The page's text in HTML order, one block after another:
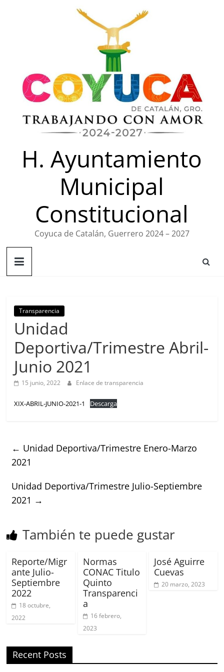
H. Ayuntamiento
Municipal
Constitucional
Coyuca de Catalán, Guerrero 2024 – 2027
Transparencia
Unidad
Deportiva/Trimestre Abril-
Junio 2021
15 junio, 2022 Enlace de transparencia
XIX-ABRIL-JUNIO-2021-1 Descarga
← Unidad Deportiva/Trimestre Enero-Marzo
2021
Unidad Deportiva/Trimestre Julio-Septiembre
2021 →
También te puede gustar
Reporte/Migr
ante Julio-
Septiembre
2022
18 octubre,
2022
Normas
CONAC Titulo
Quinto
Transparenci
a
16 febrero,
2023
José Aguirre
Cuevas
20 marzo, 2023
Recent Posts